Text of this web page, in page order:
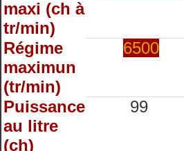
maxi (ch à
tr/min)
Régime
maximun
(tr/min)
6500
Puissance
au litre
(ch)
99